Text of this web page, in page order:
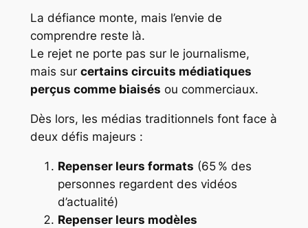
La défiance monte, mais l’envie de
comprendre reste là.
Le rejet ne porte pas sur le journalisme,
mais sur certains circuits médiatiques
perçus comme biaisés ou commerciaux.
Dès lors, les médias traditionnels font face à
deux défis majeurs :
Repenser leurs formats (65 % des
personnes regardent des vidéos
d’actualité)
Repenser leurs modèles